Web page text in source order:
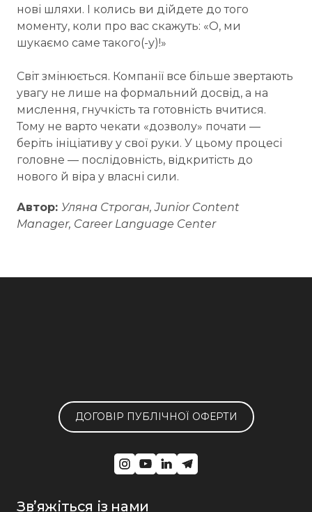
нові шляхи. І колись ви дійдете до того
моменту, коли про вас скажуть: «О, ми
шукаємо саме такого(-у)!»
Світ змінюється. Компанії все більше звертають
увагу не лише на формальний досвід, а на
мислення, гнучкість та готовність вчитися.
Тому не варто чекати «дозволу» почати —
беріть ініціативу у свої руки. У цьому процесі
головне — послідовність, відкритість до
нового й віра у власні сили.
Автор: Уляна Строган, Junior Content
Manager, Career Language Center
ДОГОВІР ПУБЛІЧНОЇ ОФЕРТИ
Звʼяжіться із нами